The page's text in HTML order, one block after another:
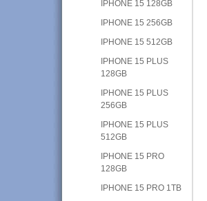
IPHONE 15 128GB
IPHONE 15 256GB
IPHONE 15 512GB
IPHONE 15 PLUS
128GB
IPHONE 15 PLUS
256GB
IPHONE 15 PLUS
512GB
IPHONE 15 PRO
128GB
IPHONE 15 PRO 1TB